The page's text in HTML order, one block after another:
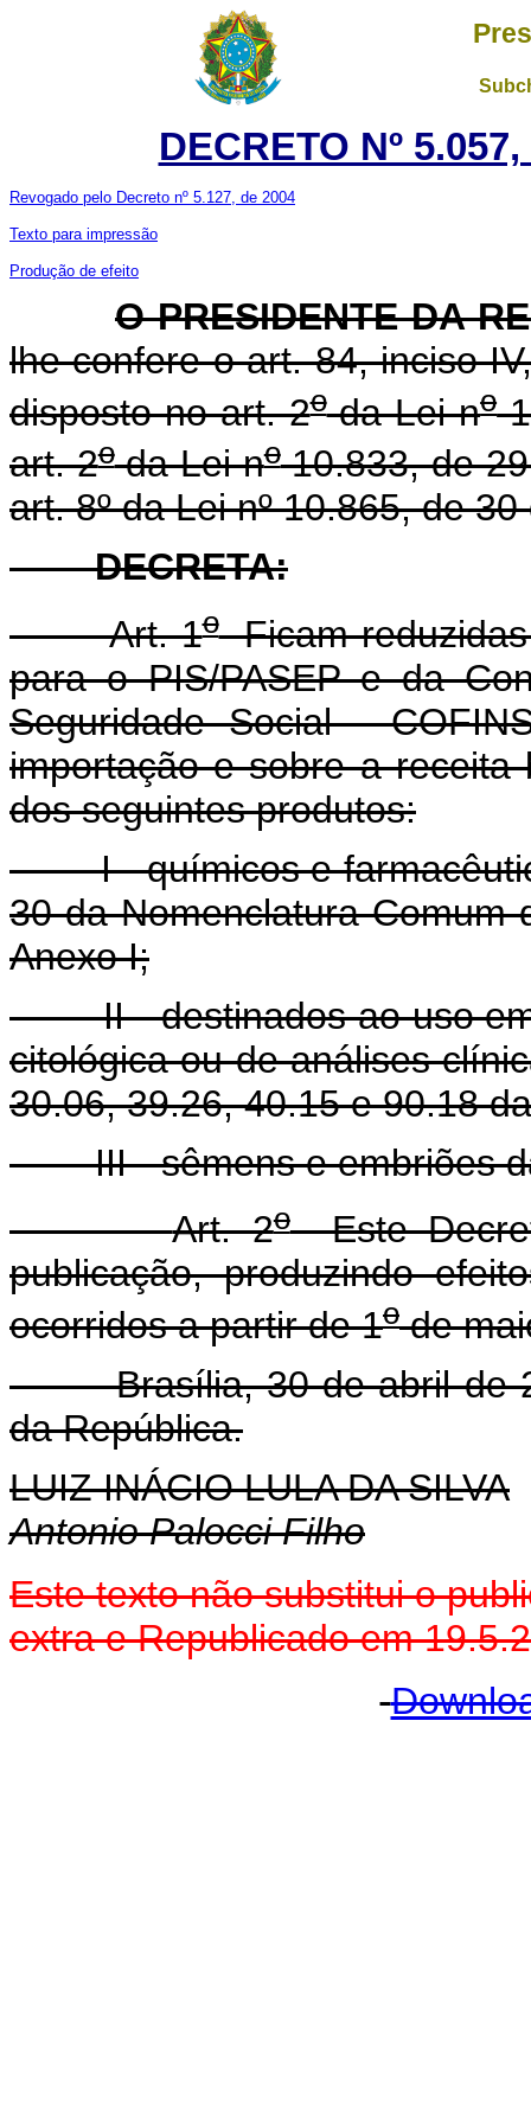
DECRETO Nº
Revogado pelo Decreto nº 5.127, de 2004
Texto para impressão
Produção de efeito
O PRESIDENTE DA
lhe confere o art. 84, inciso
disposto no art. 2oda Lei no
art. 2oda Lei no10.833, de
art. 8º da Lei nº 10.865, de
DECRETA:
Art. 1oFicam reduzidas
para o PIS/PASEP e da
Seguridade Social -
importação e sobre a
dos seguintes produtos:
I - químicos e
30 da Nomenclatura Comum
Anexo I;
II - destinados ao uso em
citológica ou de análises
30.06, 39.26, 40.15 e 90.18
III - sêmens e embriões da
Art. 2oEste
publicação, produzindo
ocorridos a partir de 1ode
Brasília, 30 de abril de
da República.
LUIZ INÁCIO LULA DA SILVA
Antonio Palocci Filho
Este texto não substitui o
extra e Republicado em